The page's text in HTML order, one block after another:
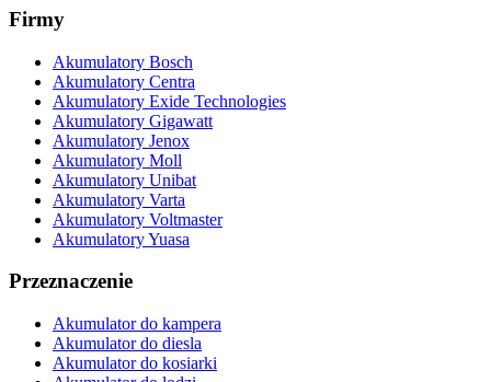
Firmy
Akumulatory Bosch
Akumulatory Centra
Akumulatory Exide Technologies
Akumulatory Gigawatt
Akumulatory Jenox
Akumulatory Moll
Akumulatory Unibat
Akumulatory Varta
Akumulatory Voltmaster
Akumulatory Yuasa
Przeznaczenie
Akumulator do kampera
Akumulator do diesla
Akumulator do kosiarki